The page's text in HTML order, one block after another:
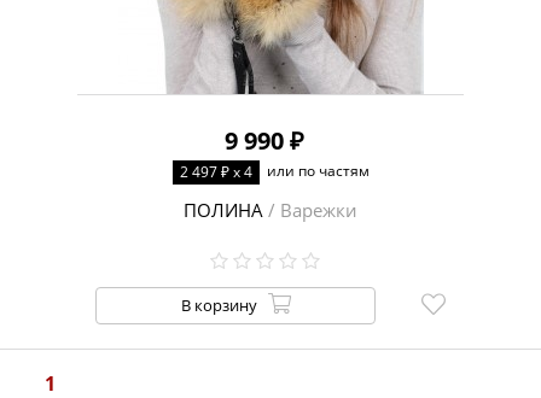
9 990 ₽
2 497 ₽ x 4 или по частям
ПОЛИНА / Варежки
В корзину
1